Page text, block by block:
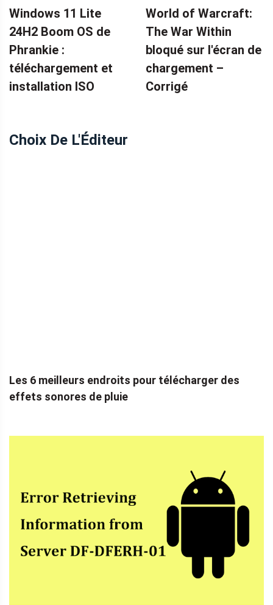
Windows 11 Lite
24H2 Boom OS de
Phrankie :
téléchargement et
installation ISO
World of Warcraft:
The War Within
bloqué sur l'écran de
chargement – ​​
Corrigé
Choix De L'Éditeur
Les 6 meilleurs endroits pour télécharger des
effets sonores de pluie